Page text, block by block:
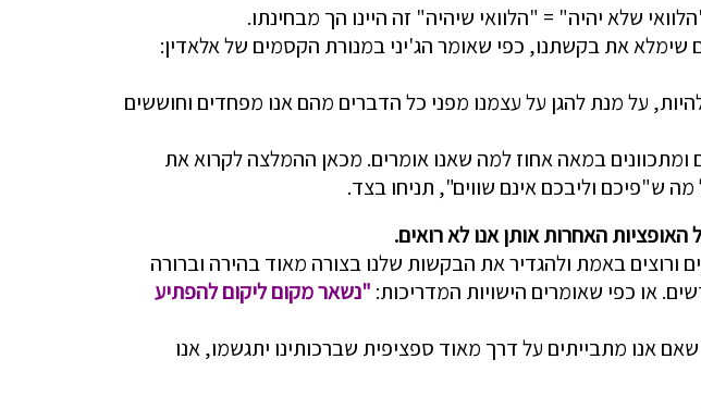
שלא יהיה" = "הלוואי שיהיה" זה היינו הך מבחינתו.
שימלא את בקשתנו, כפי שאומר הג'יני במנורת הקסמים של אלאדין:
על מנת להגן על עצמנו מפני כל הדברים מהם אנו מפחדים וחוששים
במאה אחוז למה שאנו אומרים. מכאן ההמלצה לקרוא את
ש"פיכם וליבכם אינם שווים", תניחו בצד.
האחרות אותן אנו לא רואים.
ורוצים באמת ולהגדיר את הבקשות שלנו בצורה מאוד בהירה וברורה
או כפי שאומרים הישויות המדריכות: "נשאר מקום ליקום להפתיע
אנו מתבייתים על דרך מאוד ספציפית שברכותינו יתגשמו, אנו